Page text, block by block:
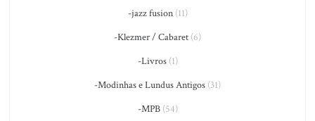
-jazz fusion(11)
-Klezmer / Cabaret (6)
-Livros(1)
-Modinhas e Lundus Antigos (31)
-MPB(54)